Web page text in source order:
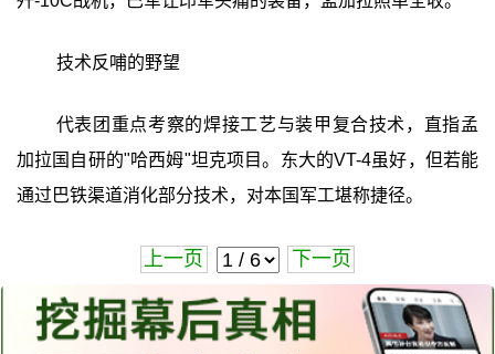
技术反哺的野望
代表团重点考察的焊接工艺与装甲复合技术，直指孟
加拉国自研的"哈西姆"坦克项目。东大的VT-4虽好，但若能
通过巴铁渠道消化部分技术，对本国军工堪称捷径。
上一页 下一页